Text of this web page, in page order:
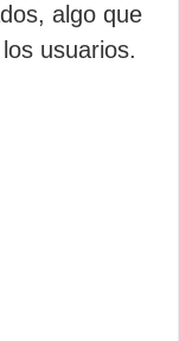
algo que
usuarios.